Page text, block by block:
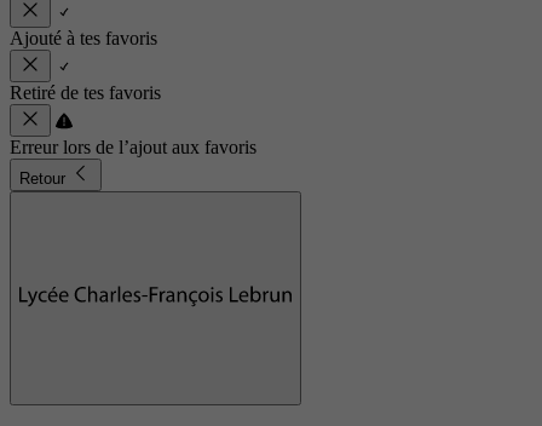
Ajouté à tes favoris
Retiré de tes favoris
Erreur lors de l’ajout aux favoris
Retour